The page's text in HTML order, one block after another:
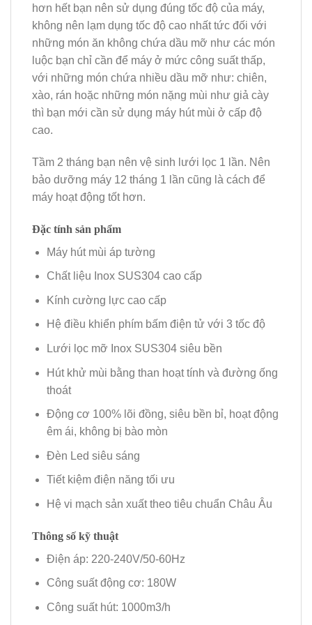
hơn hết bạn nên sử dụng đúng tốc độ của máy,
không nên lạm dụng tốc độ cao nhất tức đối với
những món ăn không chứa dầu mỡ như các món
luộc bạn chỉ cần để máy ở mức công suất thấp,
với những món chứa nhiều dầu mỡ như: chiên,
xào, rán hoặc những món nặng mùi như giả cày
thì bạn mới cần sử dụng máy hút mùi ở cấp độ
cao.
Tầm 2 tháng bạn nên vệ sinh lưới lọc 1 lần. Nên
bảo dưỡng máy 12 tháng 1 lần cũng là cách để
máy hoạt động tốt hơn.
Đặc tính sản phẩm
Máy hút mùi áp tường
Chất liệu Inox SUS304 cao cấp
Kính cường lực cao cấp
Hệ điều khiển phím bấm điện tử với 3 tốc độ
Lưới lọc mỡ Inox SUS304 siêu bền
Hút khử mùi bằng than hoạt tính và đường ống
thoát
Động cơ 100% lõi đồng, siêu bền bỉ, hoạt động
êm ái, không bị bào mòn
Đèn Led siêu sáng
Tiết kiệm điện năng tối ưu
Hệ vi mạch sản xuất theo tiêu chuẩn Châu Âu
Thông số kỹ thuật
Điện áp: 220-240V/50-60Hz
Công suất động cơ: 180W
Công suất hút: 1000m3/h